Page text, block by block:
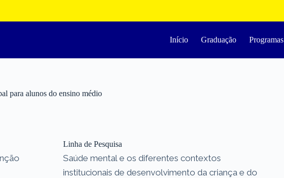
Início Graduação Programas
para alunos do ensino médio
Linha de Pesquisa
Saúde mental e os diferentes contextos
institucionais de desenvolvimento da criança e do